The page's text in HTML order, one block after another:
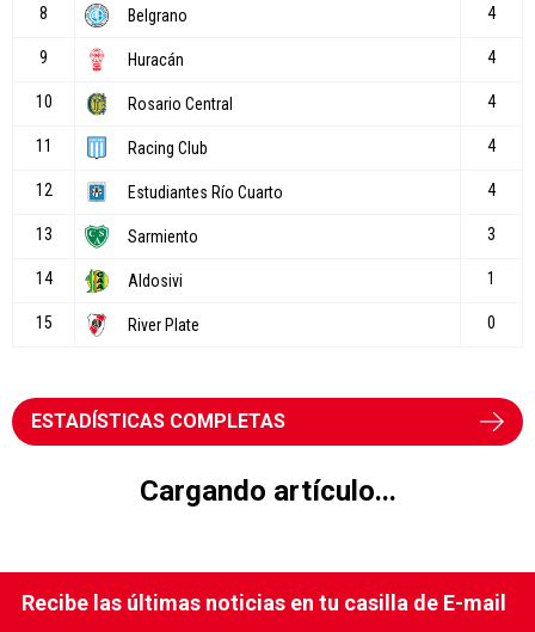
ESTADÍSTICAS COMPLETAS
Cargando artículo...
Recibe las últimas noticias en tu casilla de E-mail